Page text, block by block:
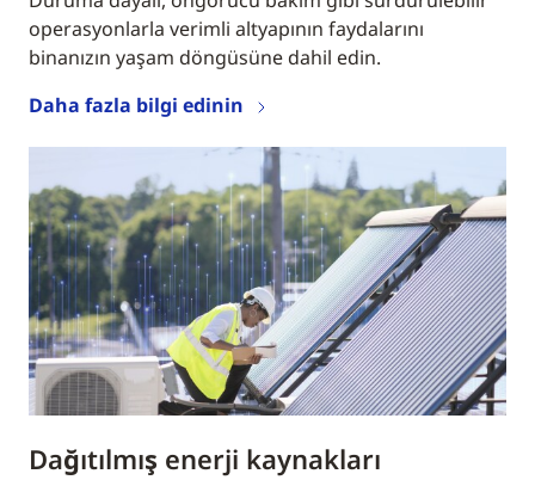
operasyonlarla verimli altyapının faydalarını
binanızın yaşam döngüsüne dahil edin.
Daha fazla bilgi edinin
Dağıtılmış enerji kaynakları